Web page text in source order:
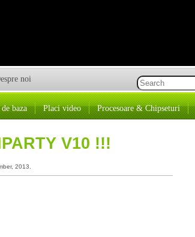
noi
baza Placi video Procesoare & Chipseturi
V10 !!!
2013.